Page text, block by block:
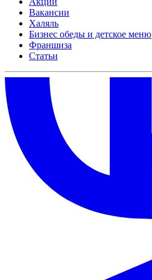
Вакансии
Халяль
Бизнес обеды и детское меню
Франшиза
Статьи